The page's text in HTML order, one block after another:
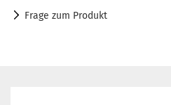
Frage zum Produkt